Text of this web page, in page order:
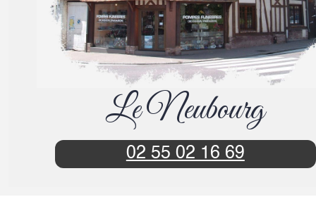
Le Neubourg
02 55 02 16 69